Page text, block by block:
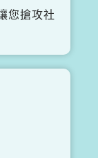
您搶攻社